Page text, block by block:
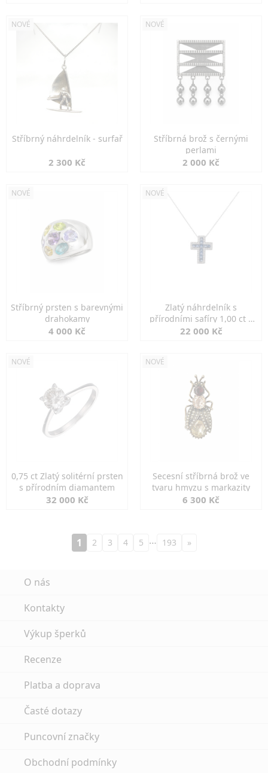
NOVÉ
Stříbrný náhrdelník - surfař
2 300 Kč
NOVÉ
Stříbrná brož s černými
perlami
2 000 Kč
NOVÉ
Stříbrný prsten s barevnými
drahokamy
4 000 Kč
NOVÉ
Zlatý náhrdelník s
přírodními safíry 1,00 ct a
diamanty
22 000 Kč
NOVÉ
0,75 ct Zlatý solitérní prsten
s přírodním diamantem
32 000 Kč
NOVÉ
Secesní stříbrná brož ve
tvaru hmyzu s markazity
6 300 Kč
1 2 3 4 5 … 193 »
O nás
Kontakty
Výkup šperků
Recenze
Platba a doprava
Časté dotazy
Puncovní značky
Obchodní podmínky